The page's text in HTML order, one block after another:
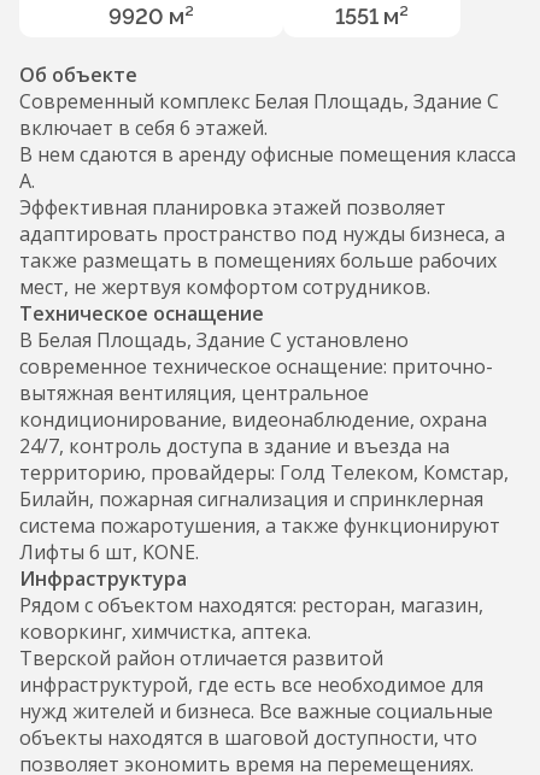
9920 м² 1551 м²
Об объекте
Современный комплекс Белая Площадь, Здание С
включает в себя 6 этажей.
В нем сдаются в аренду офисные помещения класса
А.
Эффективная планировка этажей позволяет
адаптировать пространство под нужды бизнеса, а
также размещать в помещениях больше рабочих
мест, не жертвуя комфортом сотрудников.
Техническое оснащение
В Белая Площадь, Здание С установлено
современное техническое оснащение: приточно-
вытяжная вентиляция, центральное
кондиционирование, видеонаблюдение, охрана
24/7, контроль доступа в здание и въезда на
территорию, провайдеры: Голд Телеком, Комстар,
Билайн, пожарная сигнализация и спринклерная
система пожаротушения, а также функционируют
Лифты 6 шт, KONE.
Инфраструктура
Рядом с объектом находятся: ресторан, магазин,
коворкинг, химчистка, аптека.
Тверской район отличается развитой
инфраструктурой, где есть все необходимое для
нужд жителей и бизнеса. Все важные социальные
объекты находятся в шаговой доступности, что
позволяет экономить время на перемещениях.